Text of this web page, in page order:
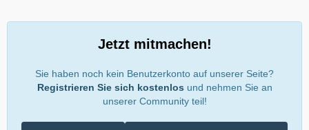
Jetzt mitmachen!
Sie haben noch kein Benutzerkonto auf unserer Seite?
Registrieren Sie sich kostenlos und nehmen Sie an
unserer Community teil!